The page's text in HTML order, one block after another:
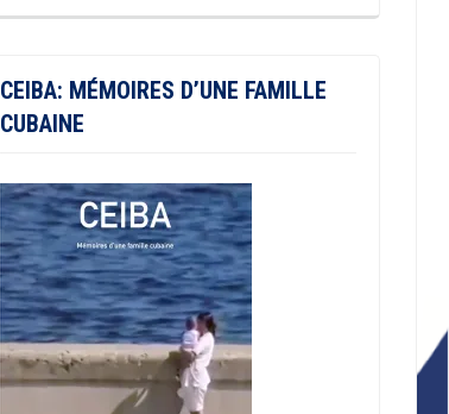
CEIBA: MÉMOIRES D’UNE FAMILLE
CUBAINE